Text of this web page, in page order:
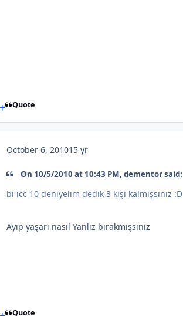
Quote
October 6, 201015 yr
On 10/5/2010 at 10:43 PM, dementor said:
bi icc 10 deniyelim dedik 3 kişi kalmışsınız :D
Ayıp yaşarı nasıl Yanlız bırakmışsınız
Quote